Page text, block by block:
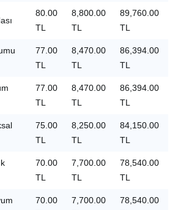
80.00
TL
8,800.00
TL
89,760.00
TL
77.00
TL
8,470.00
TL
86,394.00
TL
77.00
TL
8,470.00
TL
86,394.00
TL
75.00
TL
8,250.00
TL
84,150.00
TL
70.00
TL
7,700.00
TL
78,540.00
TL
70.00
7,700.00
78,540.00